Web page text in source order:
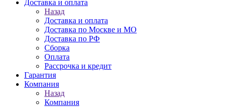
Доставка и оплата
Назад
Доставка и оплата
Доставка по Москве и МО
Доставка по РФ
Сборка
Оплата
Рассрочка и кредит
Гарантия
Компания
Назад
Компания